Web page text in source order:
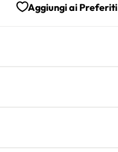
Aggiungi ai Preferiti